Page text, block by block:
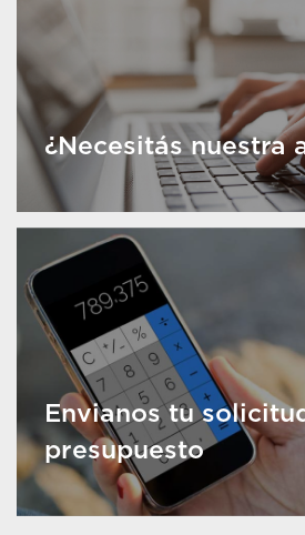
¿Necesitás nuestra
Envianos tu
presupuesto